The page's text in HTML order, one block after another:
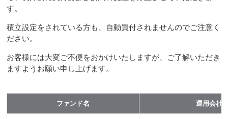
す。
積立設定をされている方も、自動買付されませんのでご注意く
ださい。
お客様には大変ご不便をおかけいたしますが、ご了解いただき
ますようお願い申し上げます。
ファンド名 運用会社